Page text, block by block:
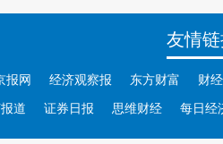
友情
报网 经济观察报 东方财富 财
道 证券日报 思维财经 每日经